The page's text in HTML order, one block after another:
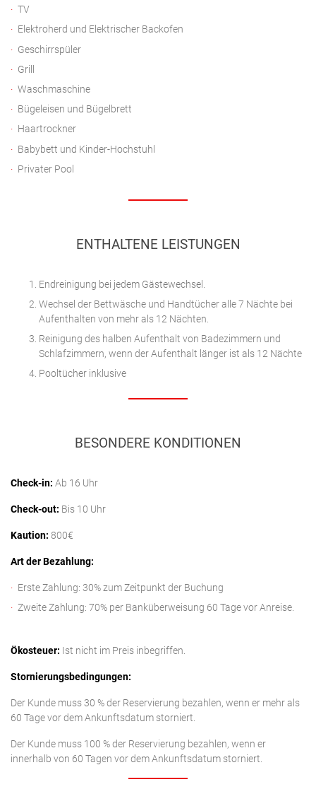
TV
Elektroherd und Elektrischer Backofen
Geschirrspüler
Grill
Waschmaschine
Bügeleisen und Bügelbrett
Haartrockner
Babybett und Kinder-Hochstuhl
Privater Pool
ENTHALTENE LEISTUNGEN
Endreinigung bei jedem Gästewechsel.
Wechsel der Bettwäsche und Handtücher alle 7 Nächte bei
Aufenthalten von mehr als 12 Nächten.
Reinigung des halben Aufenthalt von Badezimmern und
Schlafzimmern, wenn der Aufenthalt länger ist als 12 Nächte
Pooltücher inklusive
BESONDERE KONDITIONEN
Check-in: Ab 16 Uhr
Check-out: Bis 10 Uhr
Kaution: 800€
Art der Bezahlung:
Erste Zahlung: 30% zum Zeitpunkt der Buchung
Zweite Zahlung: 70% per Banküberweisung 60 Tage vor Anreise.
Ökosteuer: Ist nicht im Preis inbegriffen.
Stornierungsbedingungen:
Der Kunde muss 30 % der Reservierung bezahlen, wenn er mehr als
60 Tage vor dem Ankunftsdatum storniert.
Der Kunde muss 100 % der Reservierung bezahlen, wenn er
innerhalb von 60 Tagen vor dem Ankunftsdatum storniert.